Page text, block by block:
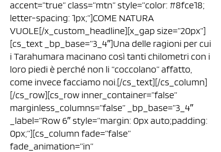
accent=”true” class=”mtn” style=”color: #8fce18;
letter-spacing: 1px;”]COME NATURA
VUOLE[/x_custom_headline][x_gap size=”20px”]
[cs_text _bp_base=”3_4″]Una delle ragioni per cui
i Tarahumara macinano così tanti chilometri con i
loro piedi è perché non li “coccolano” affatto,
come invece facciamo noi.[/cs_text][/cs_column]
[/cs_row][cs_row inner_container=”false”
marginless_columns=”false” _bp_base=”3_4″
_label=”Row 6″ style=”margin: 0px auto;padding:
0px;”][cs_column fade=”false”
fade_animation=”in”